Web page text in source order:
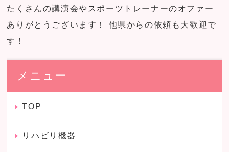
たくさんの講演会やスポーツトレーナーのオファー
ありがとうございます！ 他県からの依頼も大歓迎で
す！
メニュー
TOP
リハビリ機器